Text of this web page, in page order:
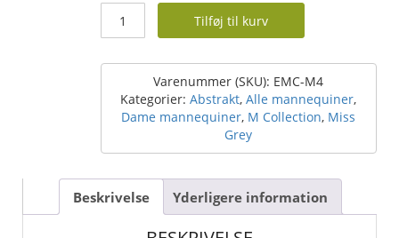
design
-
Collection
look
str.
38
Tilføj til kurv
Varenummer (SKU): EMC-M4
Kategorier:Abstrakt,Alle mannequiner,
Dame mannequiner, M Collection, Miss
Grey
Beskrivelse Yderligere information